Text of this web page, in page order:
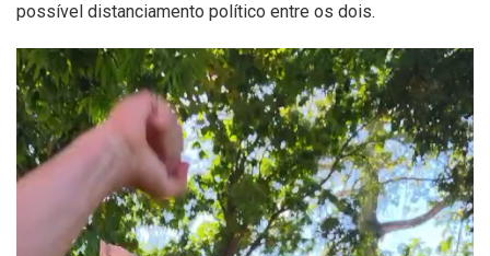
possível distanciamento político entre os dois.
Tocador
de
vídeo